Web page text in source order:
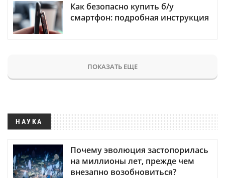
Как безопасно купить б/у
смартфон: подробная инструкция
ПОКАЗАТЬ ЕЩЕ
НАУКА
Почему эволюция застопорилась
на миллионы лет, прежде чем
внезапно возобновиться?